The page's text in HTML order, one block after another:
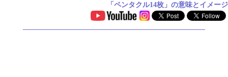
「ペンタクル14枚」の意味とイメージ